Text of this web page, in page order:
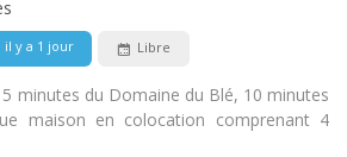
il y a 1 jour Libre
minutes du Domaine du Blé, 10 minutes
maison en colocation comprenant 4